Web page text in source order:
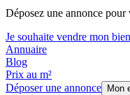
Déposez une annonce pour
Je souhaite vendre mon bien
Annuaire
Blog
Prix au m²
Déposer une annonce
Mon